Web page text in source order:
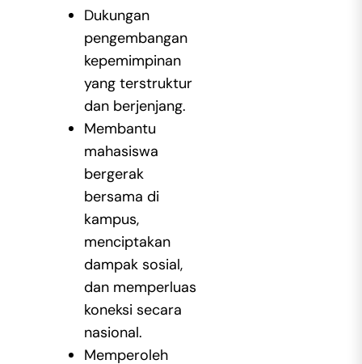
Dukungan
pengembangan
kepemimpinan
yang terstruktur
dan berjenjang.
Membantu
mahasiswa
bergerak
bersama di
kampus,
menciptakan
dampak sosial,
dan memperluas
koneksi secara
nasional.
Memperoleh